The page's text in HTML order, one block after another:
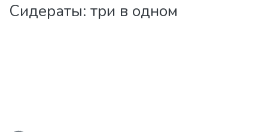
Сидераты: три в одном